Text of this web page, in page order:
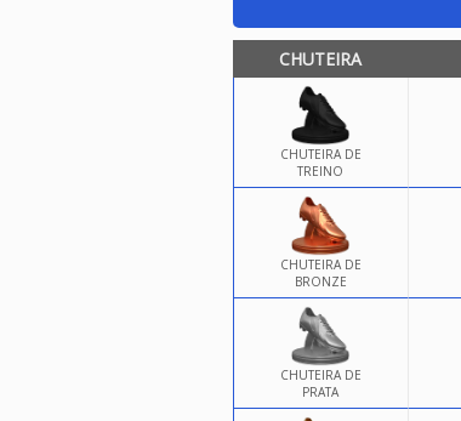
CHUTEIRA
CHUTEIRA DE
TREINO
CHUTEIRA DE
BRONZE
CHUTEIRA DE
PRATA